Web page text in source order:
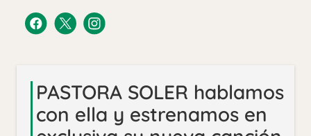
PASTORA SOLER hablamos
con ella y estrenamos en